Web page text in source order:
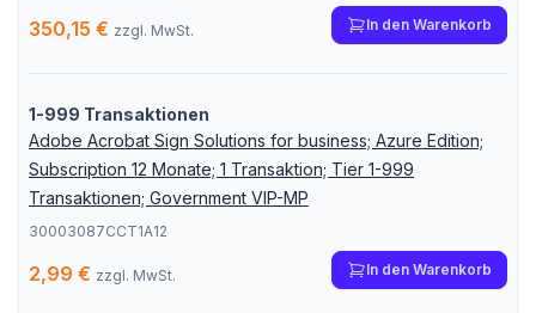
350,15 € zzgl. MwSt. In den Warenkorb
1-999 Transaktionen
Adobe Acrobat Sign Solutions for business; Azure Edition;
Subscription 12 Monate; 1 Transaktion; Tier 1-999
Transaktionen; Government VIP-MP
30003087CCT1A12
2,99 € zzgl. MwSt. In den Warenkorb